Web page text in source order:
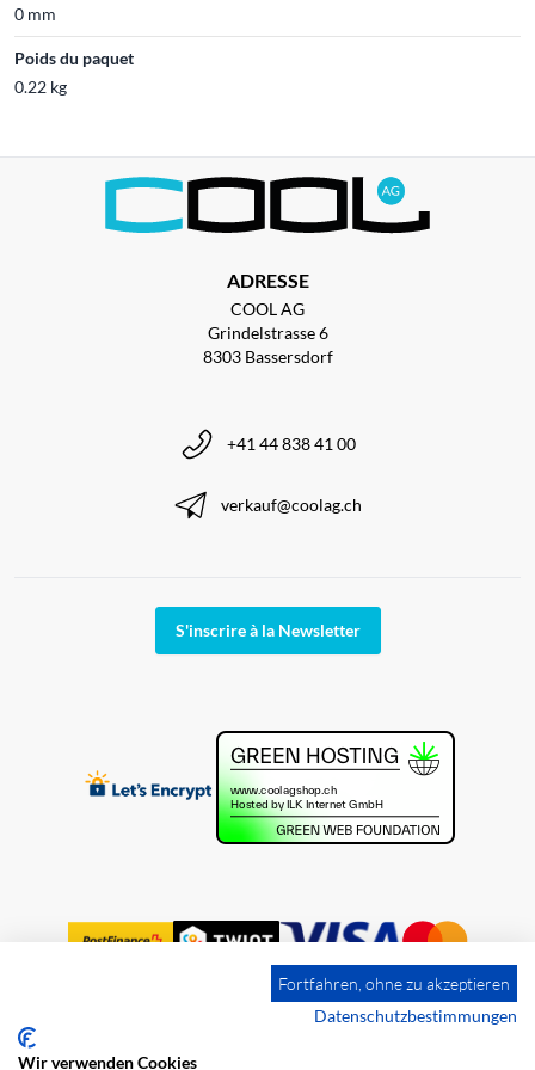
0 mm
Poids du paquet
0.22 kg
ADRESSE
COOL AG
Grindelstrasse 6
8303 Bassersdorf
+41 44 838 41 00
verkauf@coolag.ch
S'inscrire à la Newsletter
Fortfahren, ohne zu akzeptieren
Datenschutzbestimmungen
Wir verwenden Cookies